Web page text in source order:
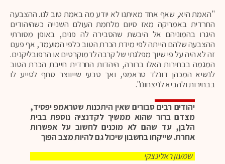
"האמת היא, שאף אחד מאיתנו לא יודע מה באמת טוב לנו. ההצבעה
החרדית באמריקה מאז סיום מלחמת העולם השנייה כשהיהודים
היגרו בהמוניהם אל היבשת שהסבירה לה פנים, באופן מסורתי
ההצבעה שלהם הייתה לפי מידת הכרת הטוב כלפי המועמד, אף פעם
זה לא היה על פי שיוך מפלגתי של קרבה לדמוקרטים או הרפובליקנים.
המגמה בבחירות האלו ברורה, היהדות החרדית חייבת הכרת הטוב
לנשיא המכהן דונלד טראמפ, ואך טבעי שייווצר סחף לסייע לו
בבחירות ולהביא לניצחונו".
יהודים רבים סבורים שאין היתכנות שטראמפ יפסיד,
מצדם ברור שהוא ממשיך לקדנציה נוספת בבית
הלבן, עד שהם לא מוכנים לחשוב על אפשרות
אחרת. שייקחו בחשבון שיכול גם להיות מצב הפוך
שמעון ראלינצקי